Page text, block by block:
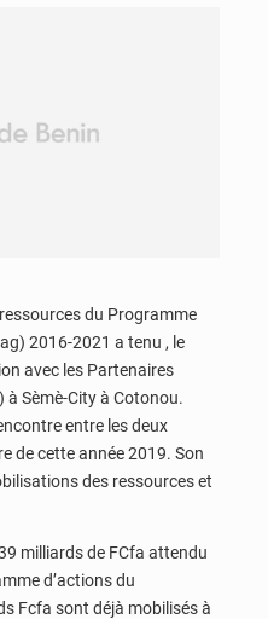
du Programme
2016-2021 a tenu , le
avec les Partenaires
à Sèmè-City à Cotonou.
entre les deux
de cette année 2019. Son
des ressources et
milliards de FCfa attendu
d’actions du
Fcfa sont déjà mobilisés à